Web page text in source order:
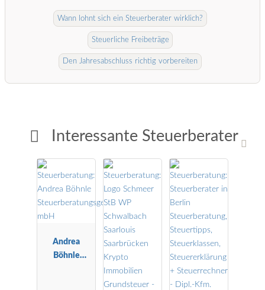
Interessante Steuerberater
Andrea
Böhnle
Wann lohnt sich ein Steuerberater wirklich?
Steuerliche Freibeträge
Den Jahresabschluss richtig vorbereiten